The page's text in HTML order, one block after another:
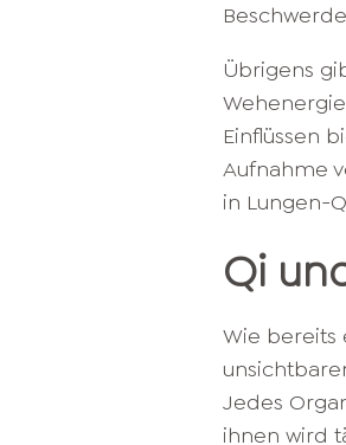
Übrigens
Einflüssen
Aufnahme
in Lungen-
Qi
Wie bereits
Jedes
ihnen wird